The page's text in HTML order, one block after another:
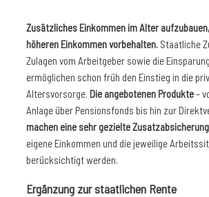
Zusätzliches Einkommen im Alter
höheren Einkommen vorbehalten. Staatliche
Zulagen vom Arbeitgeber sowie die
ermöglichen schon früh den Einstieg in die
Altersvorsorge.Die angebotenen Produkte–
Anlage über Pensionsfonds bis hin zur
machen eine sehr gezielte
eigene Einkommen und die jeweilige
berücksichtigt werden.
Ergänzung zur staatlichen Rente